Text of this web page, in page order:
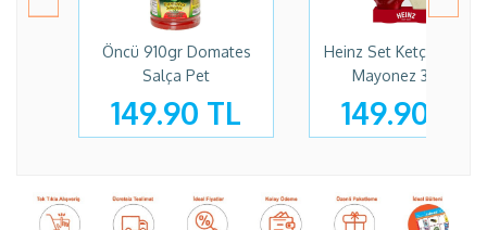
Öncü 910gr Domates
Salça Pet
149.90 TL
Heinz Set Ketçap
Mayonez 330gr
149.90 TL